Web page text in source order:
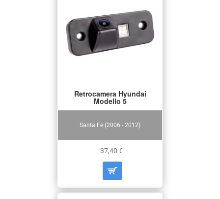
Santa Fe (2006 - 2012)
Retrocamera Hyundai
Modello 5
37,40 €